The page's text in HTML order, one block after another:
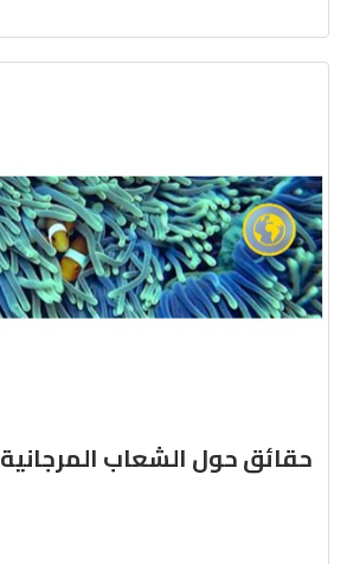
حقائق حول الشعاب المرجانية